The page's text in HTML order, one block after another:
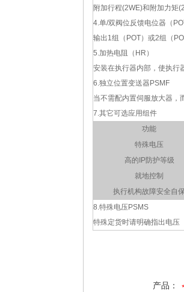
附加行程(2WE)和附加力矩
4.单/双阀位反馈电位器（
输出 1组（ POT）或2组（
5.加热电阻（ HR ）
安装在执行器内部，使执行
6.独立位置变送器 PSMF
当不需配内置伺服放大器，
7.其它可选应用组件
功能
特殊电压
高的 IP防护等级
就地控制
执行机构故障安全自
8.特殊电压PSMS
特殊定货时请明确指出电压
产品：